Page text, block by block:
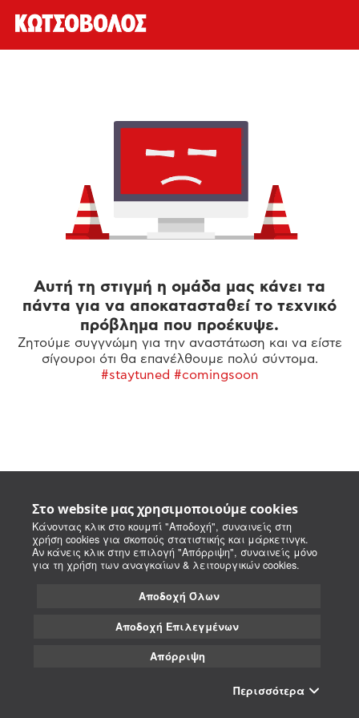
Στο website μας χρησιμοποιούμε cookies
Κάνοντας κλικ στο κουμπί "Αποδοχή", συναινείς στη
χρήση cookies για σκοπούς στατιστικής και μάρκετινγκ.
Αν κάνεις κλικ στην επιλογή "Απόρριψη", συναινείς μόνο
για τη χρήση των αναγκαίων & λειτουργικών cookies.
Αποδοχή Όλων
Αποδοχή Επιλεγμένων
Απόρριψη
Περισσότερα
Αυτή τη στιγμή η ομάδα μας κάνει τα
πάντα για να αποκατασταθεί το τεχνικό
πρόβλημα που προέκυψε.
Ζητούμε συγγνώμη για την αναστάτωση και να είστε
σίγουροι ότι θα επανέλθουμε πολύ σύντομα.
#staytuned #comingsoon